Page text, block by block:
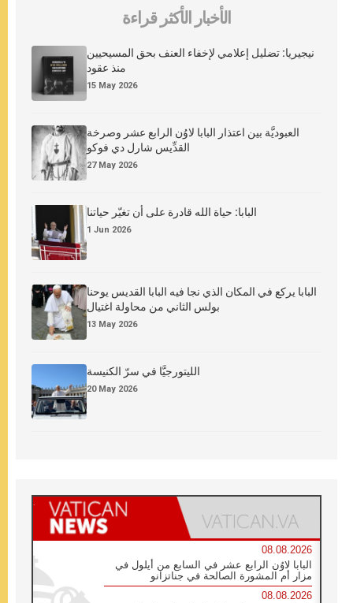
الأخبار الأكثر قراءة
نيجيريا: تضليل إعلامي لإخفاء العنف بحق المسيحيين
منذ عقود
15 May 2026
العبوديَّة بين اعتذار البابا لاوُن الرابع عشر وصرخة
القدِّيس شارل دي فوكو
27 May 2026
البابا: حياة الله قادرة على أن تغيّر حياتنا
1 Jun 2026
البابا يركع في المكان الذي نجا فيه البابا القديس يوحنا
بولس الثاني من محاولة اغتيال
13 May 2026
الليتورجيَّا في سرّ الكنيسة
20 May 2026
08.08.2026
البابا لاوُن الرابع عشر في السابع من أيلول في
مزار أم المشورة الصالحة في جناتزانو
08.08.2026